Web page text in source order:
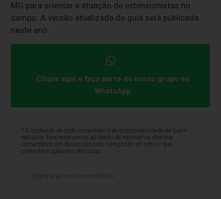
MG para orientar a atuação de extensionistas no
campo. A versão atualizada do guia será publicada
neste ano.
Clique aqui e faça parte do nosso grupo no
WhatsApp
* O conteúdo de cada comentário é de responsabilidade de quem
realizá-lo. Nos reservamos ao direito de reprovar ou eliminar
comentários em desacordo com o propósito do site ou que
contenham palavras ofensivas.